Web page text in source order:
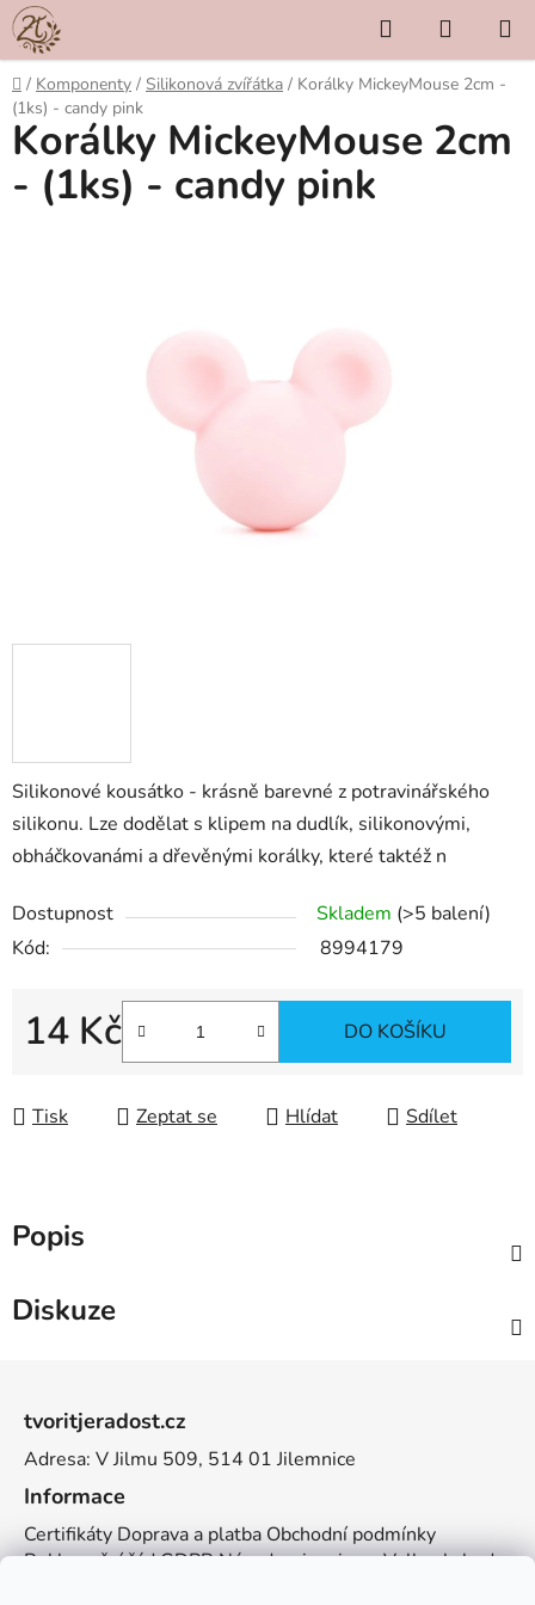
Přejít
na
obsah
Hledat
KOŠÍK
Domů
/ Komponenty / Silikonová zvířátka / Korálky MickeyMouse 2cm -
(1ks) - candy pink
Silikonové kousátko - krásně barevné z potravinářského
silikonu. Lze dodělat s klipem na dudlík, silikonovými,
obháčkovanámi a dřevěnými korálky, které taktéž n
Dostupnost Skladem (>5 balení)
Kód:
8994179
14 Kč
Měrná cena:
DO KOŠÍKU
Tisk Zeptat se Hlídat Sdílet
Korálky MickeyMouse 2cm
- (1ks) - candy pink
Popis
Diskuze
tvoritjeradost.cz
Adresa: V Jilmu 509, 514 01 Jilemnice
Informace
Certifikáty Doprava a platba Obchodní podmínky
Reklamační řádGDPRNávody a inspiraceVelkoobchod